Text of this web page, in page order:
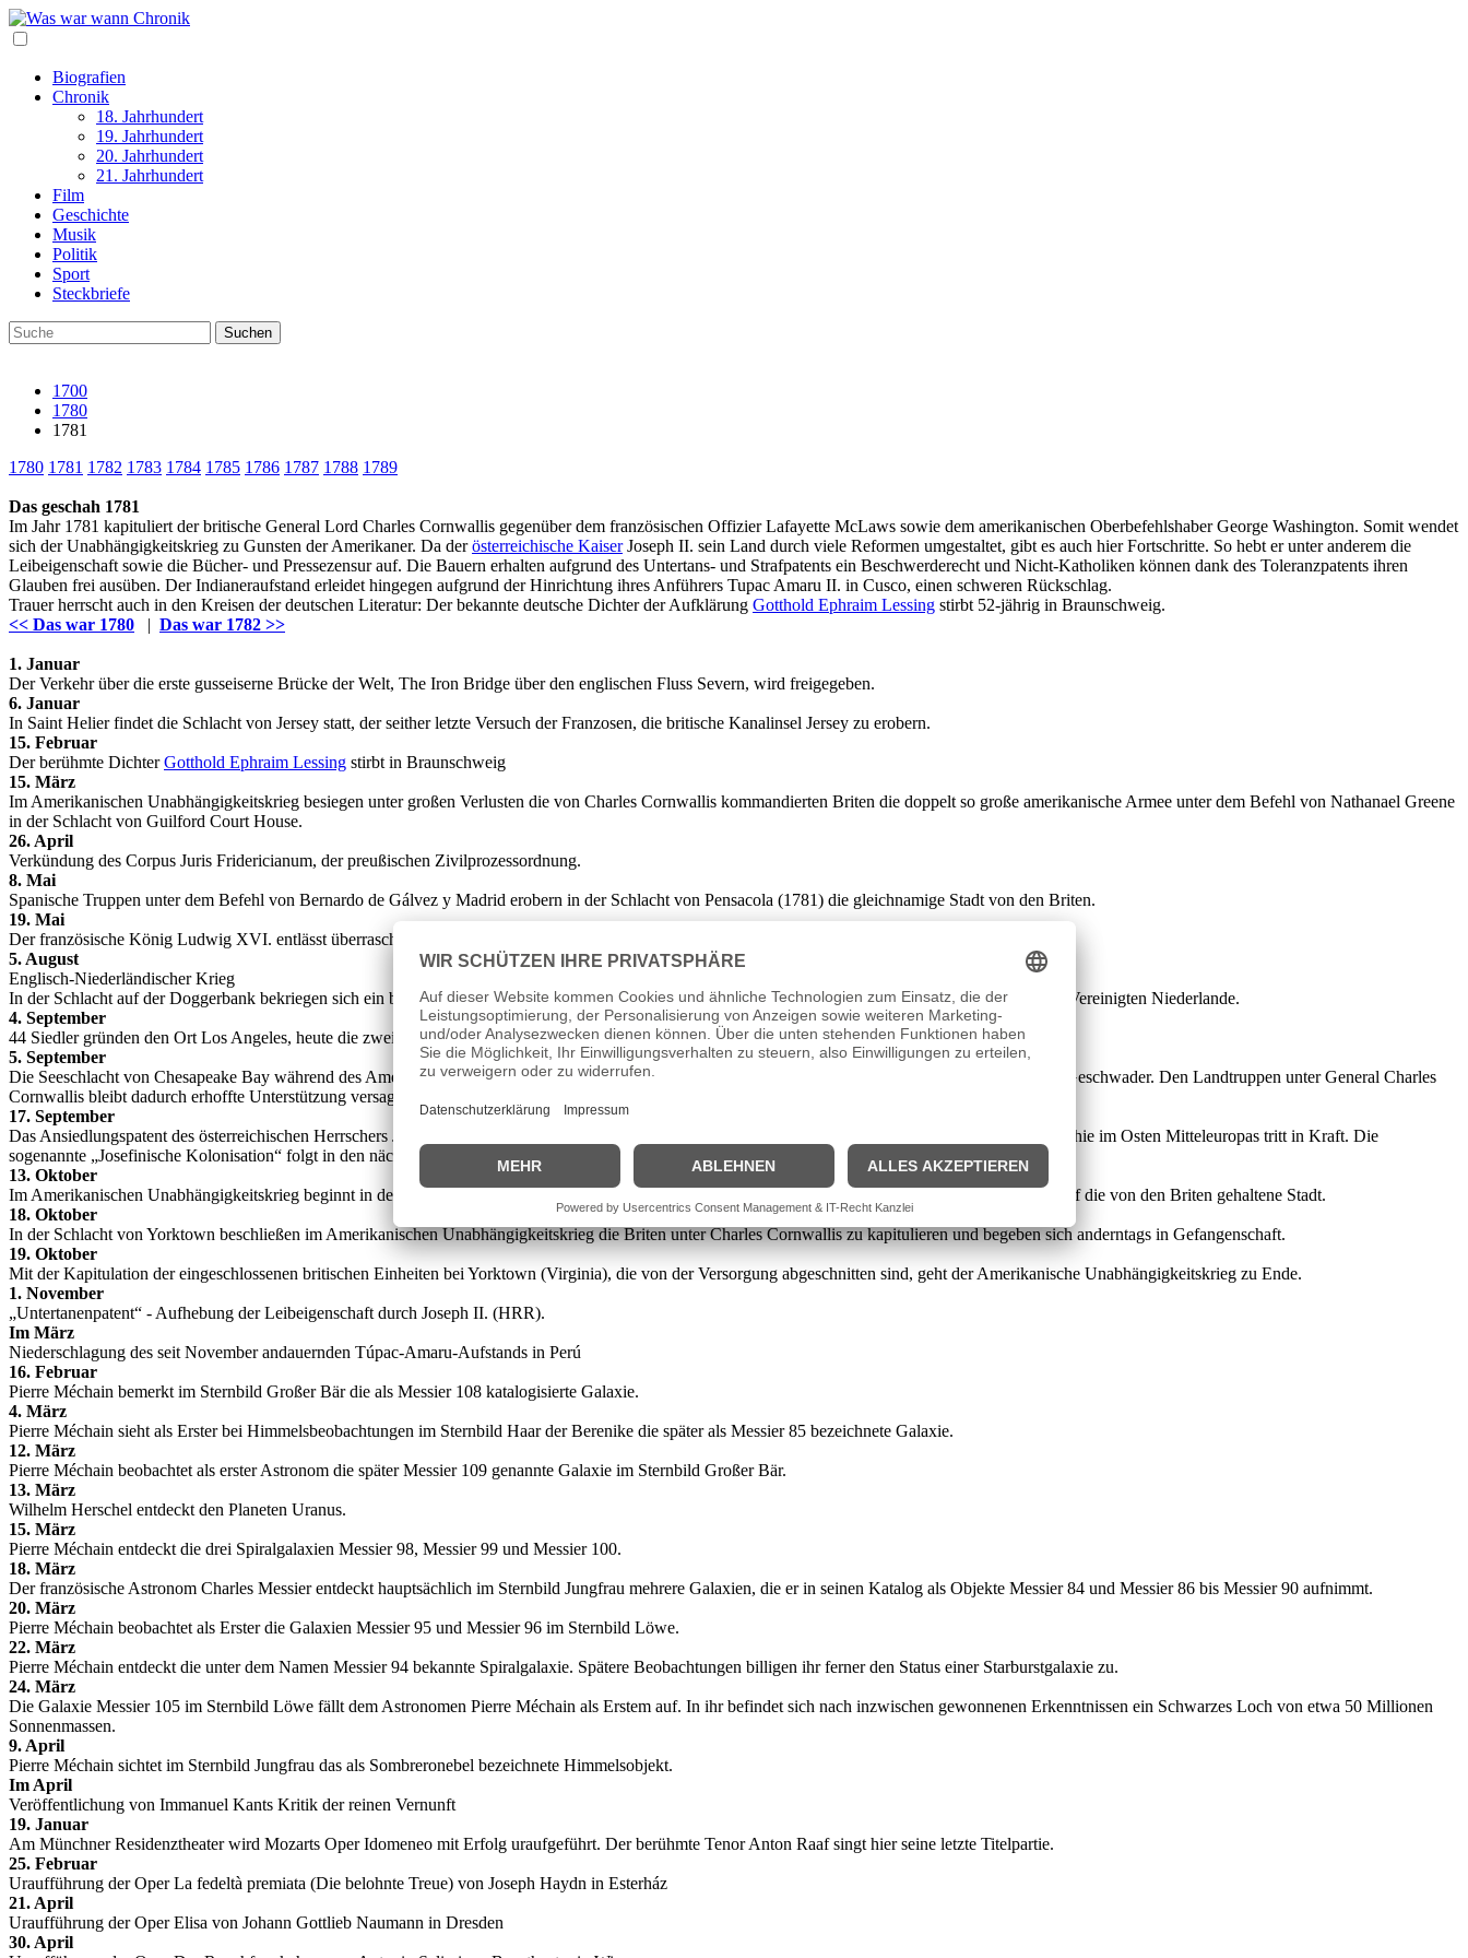
Biografien
Chronik
18. Jahrhundert
19. Jahrhundert
20. Jahrhundert
21. Jahrhundert
Film
Geschichte
Musik
Politik
Sport
Steckbriefe
1700
1780
1781
1780 1781 1782 1783 1784 1785 1786 1787 1788 1789
Das geschah 1781
Im Jahr 1781 kapituliert der britische General Lord Charles Cornwallis gegenüber dem französischen Offizier Lafayette McLaws sowie dem amerikanischen Oberbefehlshaber George Washington. Somit wendet
sich der Unabhängigkeitskrieg zu Gunsten der Amerikaner. Da derösterreichische KaiserJoseph II. sein Land durch viele Reformen umgestaltet, gibt es auch hier Fortschritte. So hebt er unter anderem die
Leibeigenschaft sowie die Bücher- und Pressezensur auf. Die Bauern erhalten aufgrund des Untertans- und Strafpatents ein Beschwerderecht und Nicht-Katholiken können dank des Toleranzpatents ihren
Glauben frei ausüben. Der Indianeraufstand erleidet hingegen aufgrund der Hinrichtung ihres Anführers Tupac Amaru II. in Cusco, einen schweren Rückschlag.
Trauer herrscht auch in den Kreisen der deutschen Literatur: Der bekannte deutsche Dichter der Aufklärung Gotthold Ephraim Lessing stirbt 52-jährig in Braunschweig.
<< Das war 1780 | Das war 1782 >>
1. Januar
Der Verkehr über die erste gusseiserne Brücke der Welt, The Iron Bridge über den englischen Fluss Severn, wird freigegeben.
6. Januar
In Saint Helier findet die Schlacht von Jersey statt, der seither letzte Versuch der Franzosen, die britische Kanalinsel Jersey zu erobern.
15. Februar
Der berühmte DichterGotthold Ephraim Lessing stirbt in Braunschweig
15. März
Im Amerikanischen Unabhängigkeitskrieg besiegen unter großen Verlusten die von Charles Cornwallis kommandierten Briten die doppelt so große amerikanische Armee unter dem Befehl von Nathanael Greene
in der Schlacht von Guilford Court House.
26. April
Verkündung des Corpus Juris Fridericianum, der preußischen Zivilprozessordnung.
8. Mai
Spanische Truppen unter dem Befehl von Bernardo de Gálvez y Madrid erobern in der Schlacht von Pensacola (1781) die gleichnamige Stadt von den Briten.
19. Mai
Der französische König Ludwig XVI. entlässt überraschend seinen Finanzberater Jacques Necker. Dieser hatte zuvor die Verschwendung am Hofe gerügt.
5. August
Englisch-Niederländischer Krieg
In der Schlacht auf der Doggerbank bekriegen sich ein britisches und ein holländisches Geschwader. Es ist die letzte Seeschlacht der Republik der Sieben Vereinigten Niederlande.
4. September
44 Siedler gründen den Ort Los Angeles, heute die zweitgrößte Stadt in den USA.
5. September
Die Seeschlacht von Chesapeake Bay während des Amerikanischen Unabhängigkeitskriegs bringt der französischen Flotte einen Sieg über das englische Geschwader. Den Landtruppen unter General Charles
Cornwallis bleibt dadurch erhoffte Unterstützung versagt.
17. September
Das Ansiedlungspatent des österreichischen Herrschers Josef II., dem Kaiser des HRR, für die neuen Gebiete der späteren Österreich-Ungarischen Monarchie im Osten Mitteleuropas tritt in Kraft. Die
sogenannte „Josefinische Kolonisation“ folgt in den nächsten Jahren z.B in Galizien.
13. Oktober
Im Amerikanischen Unabhängigkeitskrieg beginnt in der Schlacht von Yorktown der entscheidende Angriff der verbündeten Amerikaner und Franzosen auf die von den Briten gehaltene Stadt.
18. Oktober
In der Schlacht von Yorktown beschließen im Amerikanischen Unabhängigkeitskrieg die Briten unter Charles Cornwallis zu kapitulieren und begeben sich anderntags in Gefangenschaft.
19. Oktober
Mit der Kapitulation der eingeschlossenen britischen Einheiten bei Yorktown (Virginia), die von der Versorgung abgeschnitten sind, geht der Amerikanische Unabhängigkeitskrieg zu Ende.
1. November
„Untertanenpatent“ - Aufhebung der Leibeigenschaft durch Joseph II. (HRR).
Im März
Niederschlagung des seit November andauernden Túpac-Amaru-Aufstands in Perú
16. Februar
Pierre Méchain bemerkt im Sternbild Großer Bär die als Messier 108 katalogisierte Galaxie.
4. März
Pierre Méchain sieht als Erster bei Himmelsbeobachtungen im Sternbild Haar der Berenike die später als Messier 85 bezeichnete Galaxie.
12. März
Pierre Méchain beobachtet als erster Astronom die später Messier 109 genannte Galaxie im Sternbild Großer Bär.
13. März
Wilhelm Herschel entdeckt den Planeten Uranus.
15. März
Pierre Méchain entdeckt die drei Spiralgalaxien Messier 98, Messier 99 und Messier 100.
18. März
Der französische Astronom Charles Messier entdeckt hauptsächlich im Sternbild Jungfrau mehrere Galaxien, die er in seinen Katalog als Objekte Messier 84 und Messier 86 bis Messier 90 aufnimmt.
20. März
Pierre Méchain beobachtet als Erster die Galaxien Messier 95 und Messier 96 im Sternbild Löwe.
22. März
Pierre Méchain entdeckt die unter dem Namen Messier 94 bekannte Spiralgalaxie. Spätere Beobachtungen billigen ihr ferner den Status einer Starburstgalaxie zu.
24. März
Die Galaxie Messier 105 im Sternbild Löwe fällt dem Astronomen Pierre Méchain als Erstem auf. In ihr befindet sich nach inzwischen gewonnenen Erkenntnissen ein Schwarzes Loch von etwa 50 Millionen
Sonnenmassen.
9. April
Pierre Méchain sichtet im Sternbild Jungfrau das als Sombreronebel bezeichnete Himmelsobjekt.
Im April
Veröffentlichung von Immanuel Kants Kritik der reinen Vernunft
19. Januar
Am Münchner Residenztheater wird Mozarts Oper Idomeneo mit Erfolg uraufgeführt. Der berühmte Tenor Anton Raaf singt hier seine letzte Titelpartie.
25. Februar
Uraufführung der Oper La fedeltà premiata (Die belohnte Treue) von Joseph Haydn in Esterház
21. April
Uraufführung der Oper Elisa von Johann Gottlieb Naumann in Dresden
30. April